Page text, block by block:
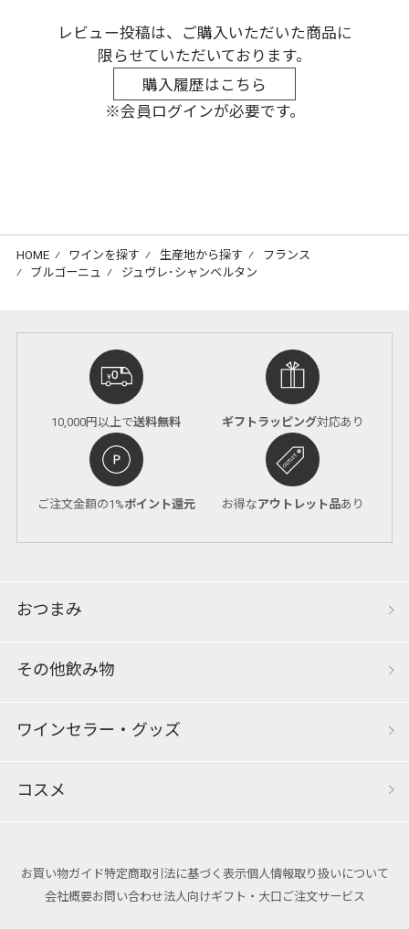
レビュー投稿は、ご購入いただいた商品に
限らせていただいております。
購入履歴はこちら
※会員ログインが必要です。
HOME ⁄ ワインを探す ⁄ 生産地から探す ⁄ フランス
⁄ ブルゴーニュ ⁄ ジュヴレ･シャンベルタン
10,000円以上で送料無料 ギフトラッピング対応あり
ご注文金額の1%ポイント還元 お得なアウトレット品あり
おつまみ
その他飲み物
ワインセラー・グッズ
コスメ
お買い物ガイド特定商取引法に基づく表示個人情報取り扱いについて
会社概要お問い合わせ法人向けギフト・大口ご注文サービス